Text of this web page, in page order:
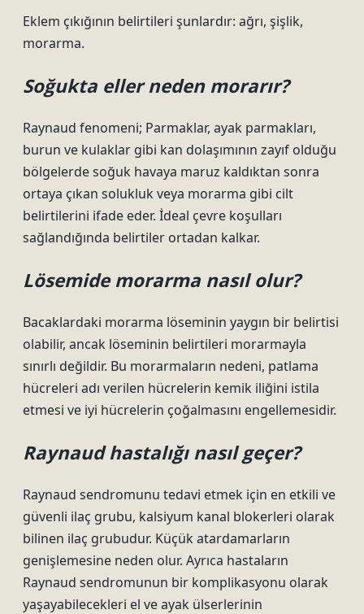
Eklem çıkığının belirtileri şunlardır: ağrı, şişlik,
morarma.
Soğukta eller neden morarır?
Raynaud fenomeni; Parmaklar, ayak parmakları,
burun ve kulaklar gibi kan dolaşımının zayıf olduğu
bölgelerde soğuk havaya maruz kaldıktan sonra
ortaya çıkan solukluk veya morarma gibi cilt
belirtilerini ifade eder. İdeal çevre koşulları
sağlandığında belirtiler ortadan kalkar.
Lösemide morarma nasıl olur?
Bacaklardaki morarma löseminin yaygın bir belirtisi
olabilir, ancak löseminin belirtileri morarmayla
sınırlı değildir. Bu morarmaların nedeni, patlama
hücreleri adı verilen hücrelerin kemik iliğini istila
etmesi ve iyi hücrelerin çoğalmasını engellemesidir.
Raynaud hastalığı nasıl geçer?
Raynaud sendromunu tedavi etmek için en etkili ve
güvenli ilaç grubu, kalsiyum kanal blokerleri olarak
bilinen ilaç grubudur. Küçük atardamarların
genişlemesine neden olur. Ayrıca hastaların
Raynaud sendromunun bir komplikasyonu olarak
yaşayabilecekleri el ve ayak ülserlerinin